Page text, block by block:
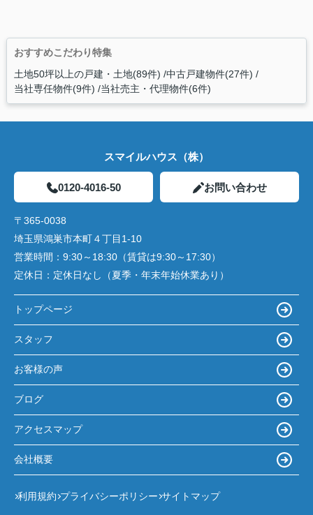
おすすめこだわり特集
土地50坪以上の戸建・土地(89件) 中古戸建物件(27件)
当社専任物件(9件) 当社売主・代理物件(6件)
スマイルハウス（株）
0120-4016-50 お問い合わせ
〒365-0038
埼玉県鴻巣市本町４丁目1-10
営業時間： 9:30～18:30（賃貸は9:30～17:30）
定休日： 定休日なし（夏季・年末年始休業あり）
トップページ
スタッフ
お客様の声
ブログ
アクセスマップ
会社概要
利用規約 プライバシーポリシー サイトマップ